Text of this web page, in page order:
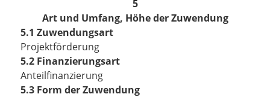
5
Art und Umfang, Höhe der Zuwendung
5.1 Zuwendungsart
Projektförderung
5.2 Finanzierungsart
Anteilfinanzierung
5.3 Form der Zuwendung